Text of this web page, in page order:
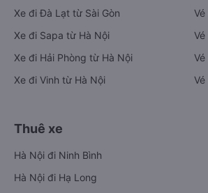
Xe đi Đà Lạt từ Sài Gòn
Xe đi Sapa từ Hà Nội
Xe đi Hải Phòng từ Hà Nội
Xe đi Vinh từ Hà Nội
Thuê xe
Hà Nội đi Ninh Bình
Hà Nội đi Hạ Long